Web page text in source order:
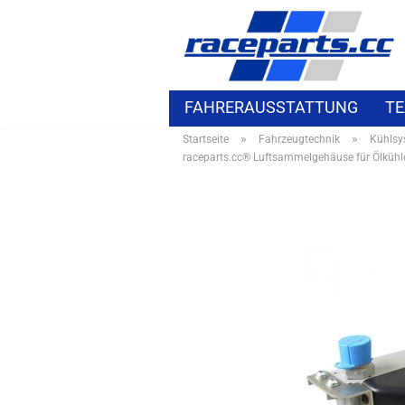
FAHRERAUSSTATTUNG
ELEKTROZUBEHÖR
BMW
Startseite » Fahrzeugtechnik »
raceparts.cc® Luftsammelgehäuse für